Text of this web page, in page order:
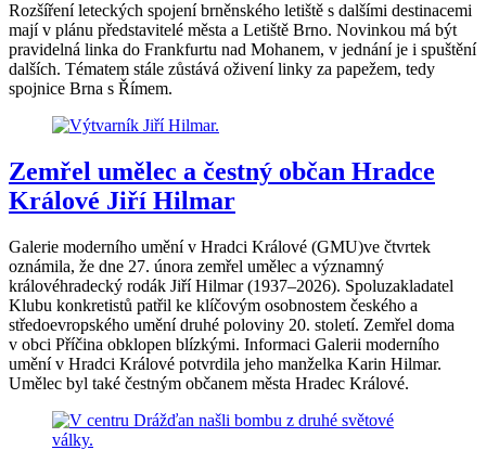
Rozšíření leteckých spojení brněnského letiště s dalšími destinacemi
mají v plánu představitelé města a Letiště Brno. Novinkou má být
pravidelná linka do Frankfurtu nad Mohanem, v jednání je i spuštění
dalších. Tématem stále zůstává oživení linky za papežem, tedy
spojnice Brna s Římem.
Zemřel umělec a čestný občan Hradce
Králové Jiří Hilmar
Galerie moderního umění v Hradci Králové (GMU)ve čtvrtek
oznámila, že dne 27. února zemřel umělec a významný
královéhradecký rodák Jiří Hilmar (1937–2026). Spoluzakladatel
Klubu konkretistů patřil ke klíčovým osobnostem českého a
středoevropského umění druhé poloviny 20. století. Zemřel doma
v obci Příčina obklopen blízkými. Informaci Galerii moderního
umění v Hradci Králové potvrdila jeho manželka Karin Hilmar.
Umělec byl také čestným občanem města Hradec Králové.